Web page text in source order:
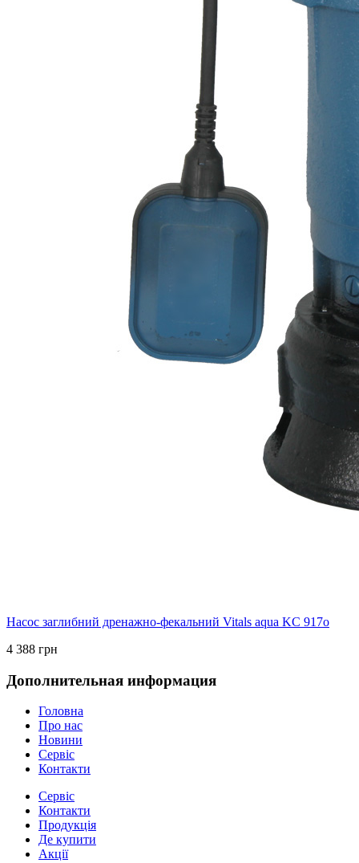
Насос заглибний дренажно-фекальний Vitals aqua KC 917o
4 388 грн
Дополнительная информация
Головна
Про нас
Новини
Сервіс
Контакти
Сервіс
Контакти
Продукція
Де купити
Акції